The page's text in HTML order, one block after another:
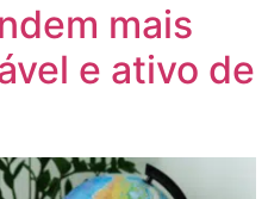
mais
e ativo de